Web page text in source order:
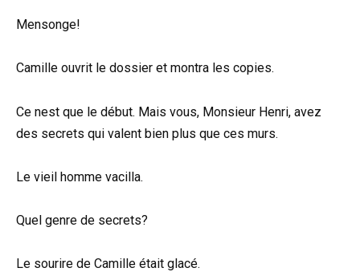
Mensonge!
Camille ouvrit le dossier et montra les copies.
Ce nest que le début. Mais vous, Monsieur Henri, avez
des secrets qui valent bien plus que ces murs.
Le vieil homme vacilla.
Quel genre de secrets?
Le sourire de Camille était glacé.